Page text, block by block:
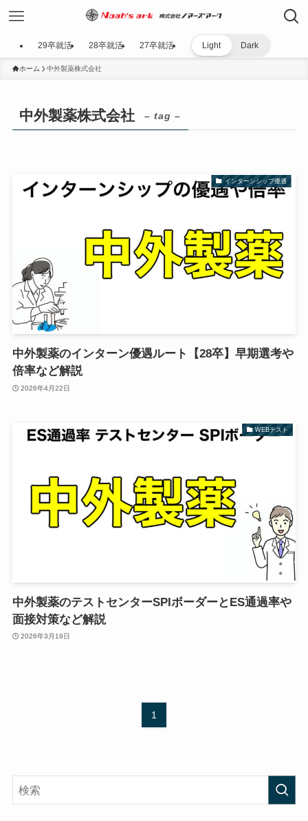
29卒就活 28卒就活 27卒就活 Light Dark
ホーム 中外製薬株式会社
中外製薬株式会社 – tag –
インターンシップ優遇
中外製薬のインターン優遇ルート【28卒】早期選考や
倍率など解説
2026年4月22日
WEBテスト
中外製薬のテストセンターSPIボーダーとES通過率や
面接対策など解説
2026年3月19日
1